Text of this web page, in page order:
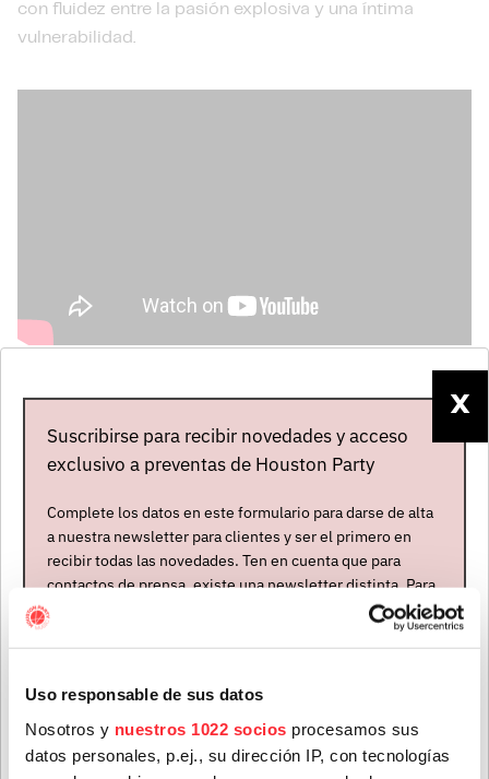
Uso responsable de sus datos
Nosotros y nuestros 1022 socios procesamos sus
datos personales, p.ej., su dirección IP, con tecnologías
con fluidez entre la pasión explosiva y una íntima
vulnerabilidad.
Artistas
TREATY
Estados Unidos
Abierta contratación
X
Suscribirse para recibir novedades y acceso
exclusivo a preventas de Houston Party
Complete los datos en este formulario para darse de alta
a nuestra newsletter para clientes y ser el primero en
recibir todas las novedades. Ten en cuenta que para
contactos de prensa, existe una newsletter distinta. Para
formar parte de ella, envíanos un mensaje a
Apellidos